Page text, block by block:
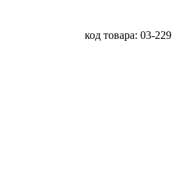
код товара: 03-229